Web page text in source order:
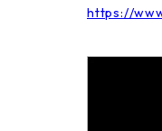
https://